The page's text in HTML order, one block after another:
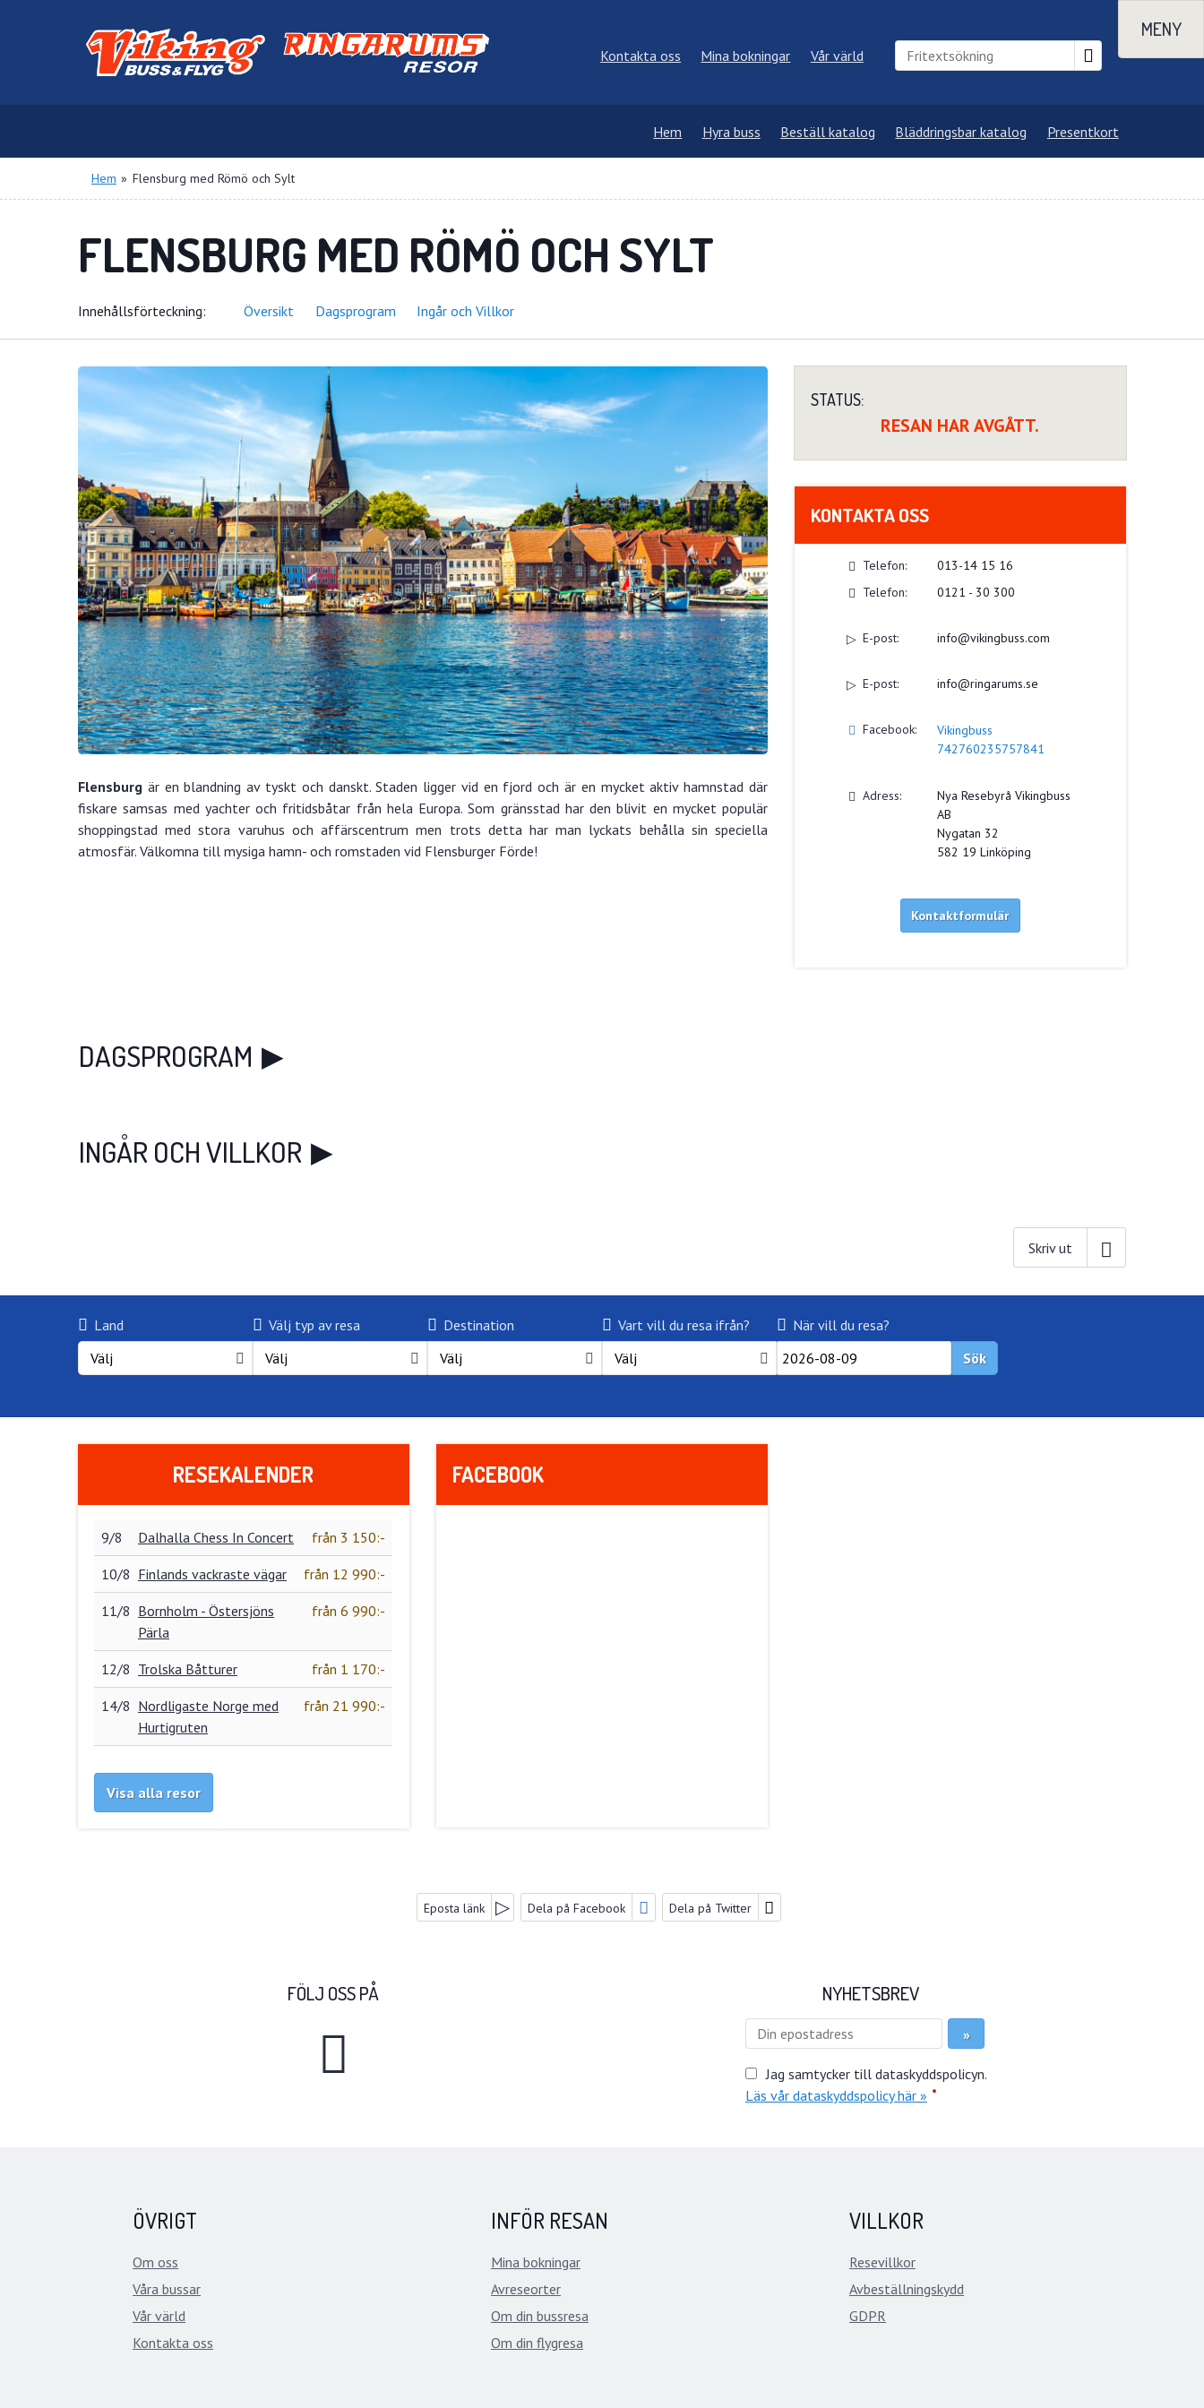
Kontakta oss Mina bokningar Vår värld
MENY
Hem Hyra buss Beställ katalog Bläddringsbar katalog Presentkort
Hem » Flensburg med Römö och Sylt
FLENSBURG MED RÖMÖ OCH SYLT
Innehållsförteckning Översikt Dagsprogram Ingår och Villkor
Flensburg är en blandning av tyskt och danskt. Staden ligger vid en fjord och är en mycket aktiv hamnstad där
fiskare samsas med yachter och fritidsbåtar från hela Europa. Som gränsstad har den blivit en mycket populär
shoppingstad med stora varuhus och affärscentrum men trots detta har man lyckats behålla sin speciella
atmosfär. Välkomna till mysiga hamn- och romstaden vid Flensburger Förde!
STATUS:
RESAN HAR AVGÅTT.
KONTAKTA OSS
Telefon:
013-14 15 16
Telefon:
0121 - 30 300
E-post: info@vikingbuss.com
E-post: info@ringarums.se
Facebook:
Vikingbuss
742760235757841
Adress:
Nya Resebyrå Vikingbuss
AB
Nygatan 32
582 19 Linköping
Kontaktformulär
DAGSPROGRAM
INGÅR OCH VILLKOR
Skriv ut
Land
Välj
Välj typ av resa
Välj
Destination
Välj
Vart vill du resa ifrån?
Välj
När vill du resa?
Sök
RESEKALENDER
9/8 Dalhalla Chess In Concert från 3 150:-
10/8 Finlands vackraste vägar från 12 990:-
11/8 Bornholm - Östersjöns
Pärla
från 6 990:-
12/8 Trolska Båtturer från 1 170:-
14/8 Nordligaste Norge med
Hurtigruten
från 21 990:-
Visa alla resor
FACEBOOK
Eposta länk Dela på Facebook Dela på Twitter
FÖLJ OSS PÅ NYHETSBREV
Jag samtycker till dataskyddspolicyn.
Läs vår dataskyddspolicy här » *
ÖVRIGT
Om oss
Våra bussar
Vår värld
Kontakta oss
INFÖR RESAN
Mina bokningar
Avreseorter
Om din bussresa
Om din flygresa
VILLKOR
Resevillkor
Avbeställningskydd
GDPR